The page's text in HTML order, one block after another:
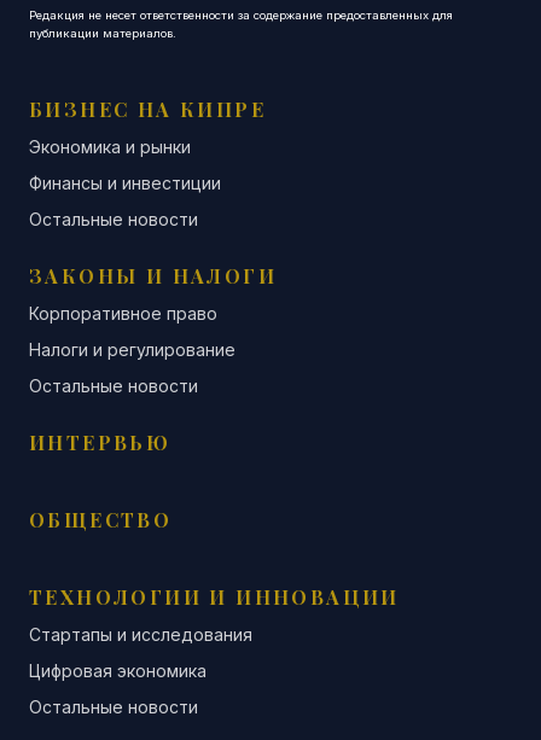
Редакция не несет ответственности за содержание предоставленных для
публикации материалов.
БИЗНЕС НА КИПРЕ
Экономика и рынки
Финансы и инвестиции
Остальные новости
ЗАКОНЫ И НАЛОГИ
Корпоративное право
Налоги и регулирование
Остальные новости
ИНТЕРВЬЮ
ОБЩЕСТВО
ТЕХНОЛОГИИ И ИННОВАЦИИ
Стартапы и исследования
Цифровая экономика
Остальные новости